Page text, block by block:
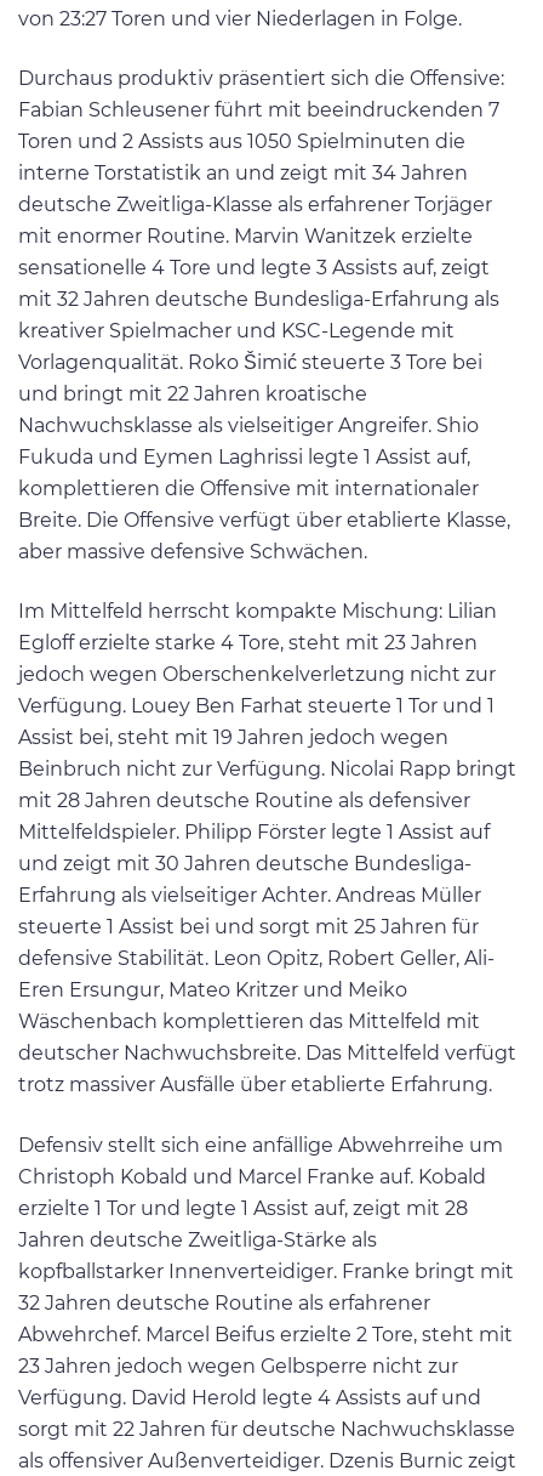
von 23:27 Toren und vier Niederlagen in Folge.
Durchaus produktiv präsentiert sich die Offensive:
Fabian Schleusener führt mit beeindruckenden 7
Toren und 2 Assists aus 1050 Spielminuten die
interne Torstatistik an und zeigt mit 34 Jahren
deutsche Zweitliga-Klasse als erfahrener Torjäger
mit enormer Routine. Marvin Wanitzek erzielte
sensationelle 4 Tore und legte 3 Assists auf, zeigt
mit 32 Jahren deutsche Bundesliga-Erfahrung als
kreativer Spielmacher und KSC-Legende mit
Vorlagenqualität. Roko Šimić steuerte 3 Tore bei
und bringt mit 22 Jahren kroatische
Nachwuchsklasse als vielseitiger Angreifer. Shio
Fukuda und Eymen Laghrissi legte 1 Assist auf,
komplettieren die Offensive mit internationaler
Breite. Die Offensive verfügt über etablierte Klasse,
aber massive defensive Schwächen.
Im Mittelfeld herrscht kompakte Mischung: Lilian
Egloff erzielte starke 4 Tore, steht mit 23 Jahren
jedoch wegen Oberschenkelverletzung nicht zur
Verfügung. Louey Ben Farhat steuerte 1 Tor und 1
Assist bei, steht mit 19 Jahren jedoch wegen
Beinbruch nicht zur Verfügung. Nicolai Rapp bringt
mit 28 Jahren deutsche Routine als defensiver
Mittelfeldspieler. Philipp Förster legte 1 Assist auf
und zeigt mit 30 Jahren deutsche Bundesliga-
Erfahrung als vielseitiger Achter. Andreas Müller
steuerte 1 Assist bei und sorgt mit 25 Jahren für
defensive Stabilität. Leon Opitz, Robert Geller, Ali-
Eren Ersungur, Mateo Kritzer und Meiko
Wäschenbach komplettieren das Mittelfeld mit
deutscher Nachwuchsbreite. Das Mittelfeld verfügt
trotz massiver Ausfälle über etablierte Erfahrung.
Defensiv stellt sich eine anfällige Abwehrreihe um
Christoph Kobald und Marcel Franke auf. Kobald
erzielte 1 Tor und legte 1 Assist auf, zeigt mit 28
Jahren deutsche Zweitliga-Stärke als
kopfballstarker Innenverteidiger. Franke bringt mit
32 Jahren deutsche Routine als erfahrener
Abwehrchef. Marcel Beifus erzielte 2 Tore, steht mit
23 Jahren jedoch wegen Gelbsperre nicht zur
Verfügung. David Herold legte 4 Assists auf und
sorgt mit 22 Jahren für deutsche Nachwuchsklasse
als offensiver Außenverteidiger. Dzenis Burnic zeigt